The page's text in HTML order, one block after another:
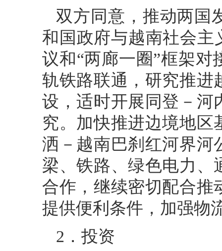
双方同意，推动两国
和国政府与越南社会主
议和“两廊一圈”框架
轨铁路联通，研究推进
设，适时开展同登－河
究。加快推进边境地区
洒－越南巴刹红河界河
梁、铁路、绿色电力、
合作，继续密切配合推
提供便利条件，加强物
2．投资